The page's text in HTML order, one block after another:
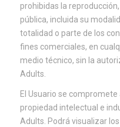
prohibidas la
pública, incluida su
totalidad o parte de los
fines comerciales, en
medio técnico, sin la
Adults.
El Usuario se
propiedad intelectual e
Adults. Podrá visualizar